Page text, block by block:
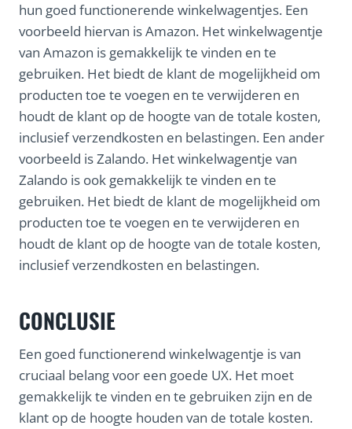
hun goed functionerende winkelwagentjes. Een
voorbeeld hiervan is Amazon. Het winkelwagentje
van Amazon is gemakkelijk te vinden en te
gebruiken. Het biedt de klant de mogelijkheid om
producten toe te voegen en te verwijderen en
houdt de klant op de hoogte van de totale kosten,
inclusief verzendkosten en belastingen. Een ander
voorbeeld is Zalando. Het winkelwagentje van
Zalando is ook gemakkelijk te vinden en te
gebruiken. Het biedt de klant de mogelijkheid om
producten toe te voegen en te verwijderen en
houdt de klant op de hoogte van de totale kosten,
inclusief verzendkosten en belastingen.
CONCLUSIE
Een goed functionerend winkelwagentje is van
cruciaal belang voor een goede UX. Het moet
gemakkelijk te vinden en te gebruiken zijn en de
klant op de hoogte houden van de totale kosten.